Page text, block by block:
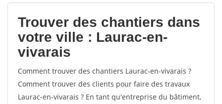
votes
Trouver des chantiers dans
votre ville : Laurac-en-
vivarais
Comment trouver des chantiers Laurac-en-vivarais ?
Comment trouver des clients pour faire des travaux
Laurac-en-vivarais ? En tant qu'entreprise du bâtiment,